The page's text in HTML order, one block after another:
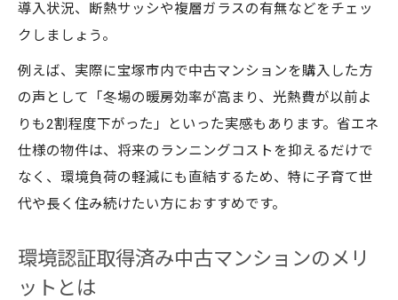
導入状況、断熱サッシや複層ガラスの有無などをチェッ
クしましょう。
例えば、実際に宝塚市内で中古マンションを購入した方
の声として「冬場の暖房効率が高まり、光熱費が以前よ
りも2割程度下がった」といった実感もあります。省エネ
仕様の物件は、将来のランニングコストを抑えるだけで
なく、環境負荷の軽減にも直結するため、特に子育て世
代や長く住み続けたい方におすすめです。
環境認証取得済み中古マンションのメリ
ットとは